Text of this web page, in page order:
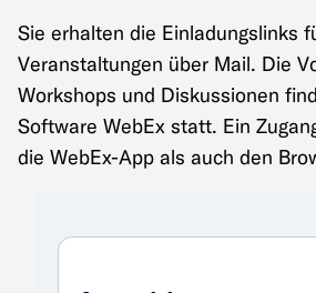
Archiv
Anmeldung
Sie erhalten die Einladungslinks
Veranstaltungen über Mail. Die
Workshops und Diskussionen
Software WebEx statt. Ein
die WebEx-App als auch den